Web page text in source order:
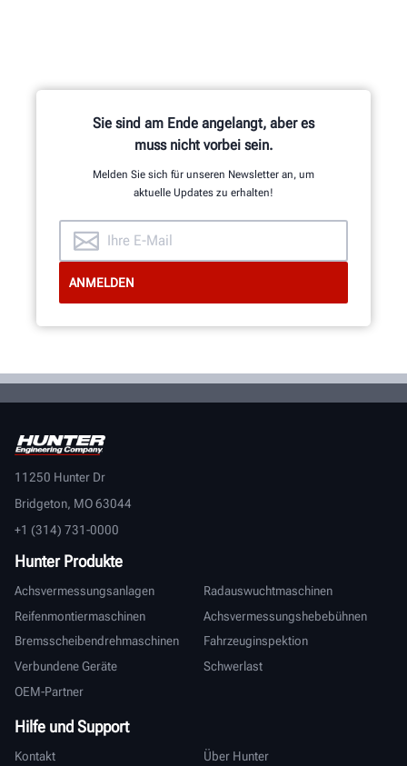
Sie sind am Ende angelangt, aber es
muss nicht vorbei sein.
Melden Sie sich für unseren Newsletter an, um
aktuelle Updates zu erhalten!
11250 Hunter Dr
Bridgeton, MO 63044
+1 (314) 731-0000
Hunter Produkte
Achsvermessungsanlagen
Radauswuchtmaschinen
Reifenmontiermaschinen
Achsvermessungshebebühnen
Bremsscheibendrehmaschinen
Fahrzeuginspektion
Verbundene Geräte
Schwerlast
OEM-Partner
Hilfe und Support
Kontakt Über Hunter